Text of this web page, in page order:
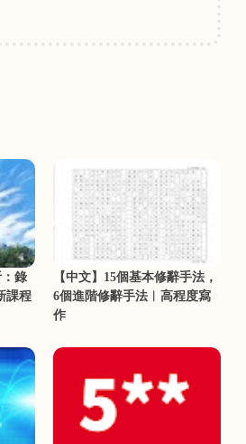
：錄
課程
【中文】15個基本修辭手法，
6個進階修辭手法︳高程度寫
作